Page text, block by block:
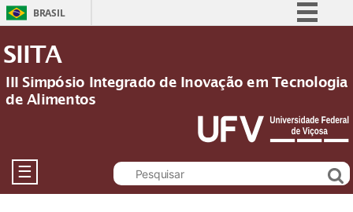
BRASIL
Participe
Acesso à informação
Legislação
Canais
SIITA
III Simpósio Integrado de Inovação em Tecnologia
de Alimentos
☰